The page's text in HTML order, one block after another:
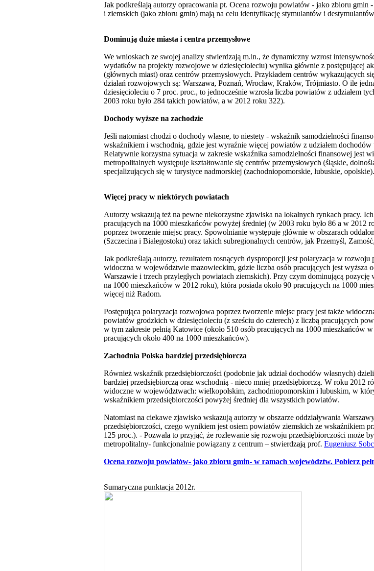
Jak podkreślają autorzy opracowania pt. Ocena rozwoju powiatów - jako zbioru
i ziemskich (jako zbioru gmin) mają na celu identyfikację stymulantów i
Dominują duże miasta i centra przemysłowe
We wnioskach ze swojej analizy stwierdzają m.in., że dynamiczny wzrost
wydatków na projekty rozwojowe w dziesięcioleciu) wynika głównie z postępującej
(głównych miast) oraz centrów przemysłowych. Przykładem centrów wykazujących
działań rozwojowych są: Warszawa, Poznań, Wrocław, Kraków, Trójmiasto. O ile
dziesięcioleciu o 7 proc. proc., to jednocześnie wzrosła liczba powiatów z udziałem
2003 roku było 284 takich powiatów, a w 2012 roku 322).
Dochody wyższe na zachodzie
Jeśli natomiast chodzi o dochody własne, to niestety - wskaźnik samodzielności
wskaźnikiem i wschodnią, gdzie jest wyraźnie więcej powiatów z udziałem
Relatywnie korzystna sytuacja w zakresie wskaźnika samodzielności finansowej jest
metropolitalnych występuje kształtowanie się centrów przemysłowych (śląskie,
specjalizujących się w turystyce nadmorskiej (zachodniopomorskie, lubuskie, opolskie).
Więcej pracy w niektórych powiatach
Autorzy wskazują też na pewne niekorzystne zjawiska na lokalnych rynkach pracy.
pracujących na 1000 mieszkańców powyżej średniej (w 2003 roku było 86 a w 2012
poprzez tworzenie miejsc pracy. Spowolnianie występuje głównie w obszarach
(Szczecina i Białegostoku) oraz takich subregionalnych centrów, jak Przemyśl,
Jak podkreślają autorzy, rezultatem rosnących dysproporcji jest polaryzacja w
widoczna w województwie mazowieckim, gdzie liczba osób pracujących jest
Warszawie i trzech przyległych powiatach ziemskich). Przy czym dominującą
na 1000 mieszkańców w 2012 roku), która posiada około 90 pracujących na 1000
więcej niż Radom.
Postępująca polaryzacja rozwojowa poprzez tworzenie miejsc pracy jest także
powiatów grodzkich w dziesięcioleciu (z sześciu do czterech) z liczbą pracujących
w tym zakresie pełnią Katowice (około 510 osób pracujących na 1000
pracujących około 400 na 1000 mieszkańców).
Zachodnia Polska bardziej przedsiębiorcza
Również wskaźnik przedsiębiorczości (podobnie jak udział dochodów własnych)
bardziej przedsiębiorczą oraz wschodnią - nieco mniej przedsiębiorczą. W roku 2012
widoczne w województwach: wielkopolskim, zachodniopomorskim i lubuskim, w
wskaźnikiem przedsiębiorczości powyżej średniej dla wszystkich powiatów.
Natomiast na ciekawe zjawisko wskazują autorzy w obszarze oddziaływania
przedsiębiorczości, czego wynikiem jest osiem powiatów ziemskich ze wskaźnikiem
125 proc.). - Pozwala to przyjąć, że rozlewanie się rozwoju przedsiębiorczości może
metropolitalny- funkcjonalnie powiązany z centrum – stwierdzają prof. Eugeniusz
Ocena rozwoju powiatów- jako zbioru gmin- w ramach województw. Pobierz
Sumaryczna punktacja 2012r.